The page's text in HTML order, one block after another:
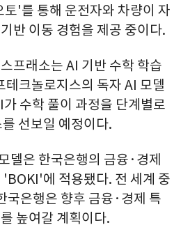
'를 통해 운전자와 차량이 자
반 이동 경험을 제공 중이다.
프래소는 AI 기반 수학 학습
크놀로지스의 독자 AI 모델
수학 풀이 과정을 단계별로
선보일 예정이다.
델은 한국은행의 금융·경제
에 적용됐다. 전 세계 중
국은행은 향후 금융·경제 특
높여갈 계획이다.